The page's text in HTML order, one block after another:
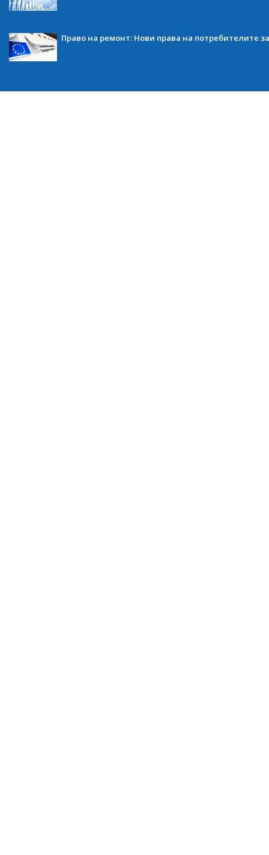
Право на ремонт: Нови права на потребителите